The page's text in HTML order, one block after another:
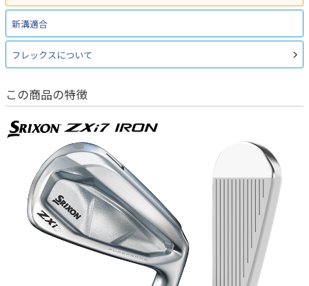
新溝適合
フレックスについて
この商品の特徴